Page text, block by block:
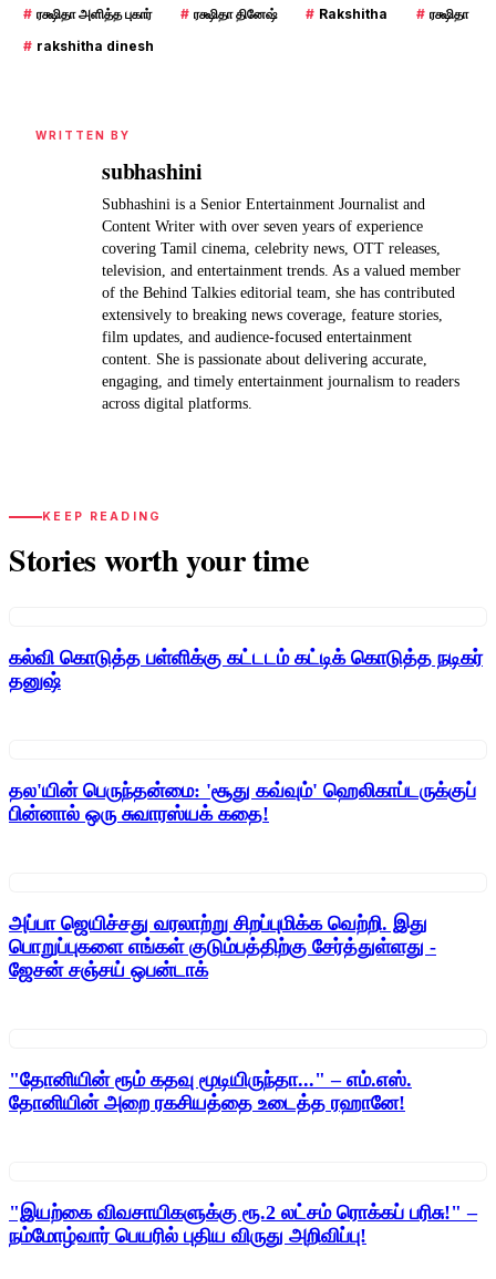
# ரக்ஷிதா அளித்த புகார் # ரக்ஷிதா தினேஷ் # Rakshitha # ரக்ஷிதா
# rakshitha dinesh
WRITTEN BY
subhashini
Subhashini is a Senior Entertainment Journalist and
Content Writer with over seven years of experience
covering Tamil cinema, celebrity news, OTT releases,
television, and entertainment trends. As a valued member
of the Behind Talkies editorial team, she has contributed
extensively to breaking news coverage, feature stories,
film updates, and audience-focused entertainment
content. She is passionate about delivering accurate,
engaging, and timely entertainment journalism to readers
across digital platforms.
KEEP READING
Stories worth your time
கல்வி கொடுத்த பள்ளிக்கு கட்டடம் கட்டிக் கொடுத்த நடிகர்
தனுஷ்
தல'யின் பெருந்தன்மை: 'சூது கவ்வும்' ஹெலிகாப்டருக்குப்
பின்னால் ஒரு சுவாரஸ்யக் கதை!
அப்பா ஜெயிச்சது வரலாற்று சிறப்புமிக்க வெற்றி. இது
பொறுப்புகளை எங்கள் குடும்பத்திற்கு சேர்த்துள்ளது -
ஜேசன் சஞ்சய் ஒபன்டாக்
"தோனியின் ரூம் கதவு மூடியிருந்தா..." – எம்.எஸ்.
தோனியின் அறை ரகசியத்தை உடைத்த ரஹானே!
"இயற்கை விவசாயிகளுக்கு ரூ.2 லட்சம் ரொக்கப் பரிசு!" –
நம்மோழ்வார் பெயரில் புதிய விருது அறிவிப்பு!